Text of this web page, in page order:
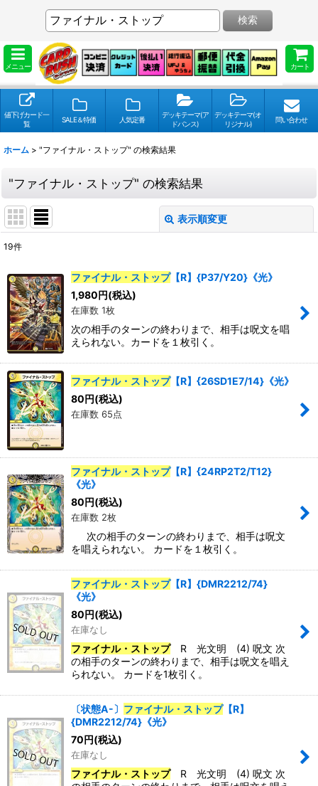
メニュー カート
検索
値下げカード一
覧
SALE＆特価 人気定番
デッキテーマ(ア
ドバンス)
デッキテーマ(オ
リジナル)
問い合わせ
ホーム > "ファイナル・ストップ" の検索結果
"ファイナル・ストップ" の検索結果
表示順変更
検索キーワードをお願い致します
表示数:
並び順:
カテゴリ:
特集:
絞り込む
19件
ファイナル・ストップ【R】{P37/Y20}《光》
1,980 円(税込)
在庫数 1枚
次の相手のターンの終わりまで、相手は呪文を唱
えられない。カードを１枚引く。
ファイナル・ストップ【R】{26SD1E7/14}《光》
80円(税込)
在庫数 65点
ファイナル・ストップ【R】{24RP2T2/T12}
《光》
80円(税込)
在庫数 2枚
次の相手のターンの終わりまで、相手は呪文
を唱えられない。 カードを１枚引く。
ファイナル・ストップ【R】{DMR2212/74}
《光》
80円(税込)
在庫なし
ファイナル・ストップR 光文明 (4) 呪文 次
の相手のターンの終わりまで、相手は呪文を唱え
られない。 カードを1枚引く。
〔状態A-〕 ファイナル・ストップ【R】
{DMR2212/74}《光》
70円(税込)
在庫なし
ファイナル・ストップR 光文明 (4) 呪文 次